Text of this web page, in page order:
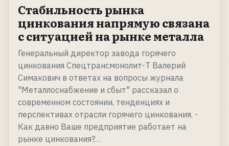
Стабильность рынка
цинкования напрямую связана
с ситуацией на рынке металла
Генеральный директор завода горячего
цинкования Спецтрансмонолит-Т Валерий
Симакович в ответах на вопросы журнала
"Металлоснабжение и сбыт" рассказал о
современном состоянии, тенденциях и
перспективах отрасли горячего цинкования. -
Как давно Ваше предприятие работает на
рынке цинкования?…